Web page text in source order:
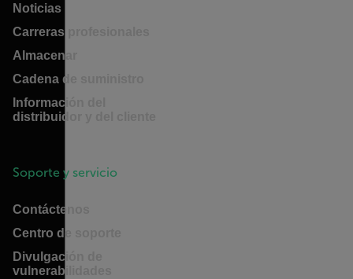
Noticias
Carreras profesionales
Almacenar
Cadena de suministro
Información del
distribuidor y del cliente
Soporte y servicio
Contáctenos
Centro de soporte
Divulgación de
vulnerabilidades